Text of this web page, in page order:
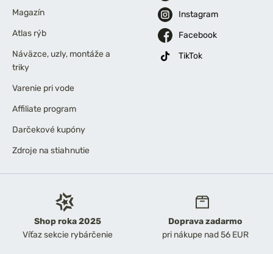
Shop roka 2025
Víťaz sekcie rybárčenie
Doprava zadarmo
pri nákupe nad 56 EUR
Magazín
Atlas rýb
Náväzce, uzly, montáže a
triky
Varenie pri vode
Affiliate program
Darčekové kupóny
Zdroje na stiahnutie
Instagram
Facebook
TikTok